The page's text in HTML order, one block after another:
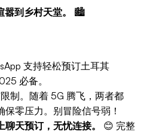
到乡村天堂。
🏙️
支持轻松预订土耳其
必备。
制。随着 5G 腾飞，两者都
零压力。别冒险信号弱！
天预订，无忧连接。
😊 完整